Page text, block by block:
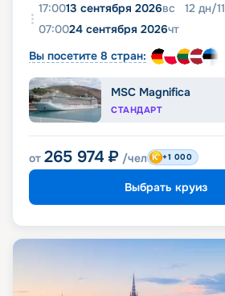
17:0013 сентября 2026вс 12 дн/11
07:0024 сентября 2026чт
Вы посетите 8 стран:
MSC Magnifica
СТАНДАРТ
от 265 974 ₽ /чел +1 000
Выбрать круиз